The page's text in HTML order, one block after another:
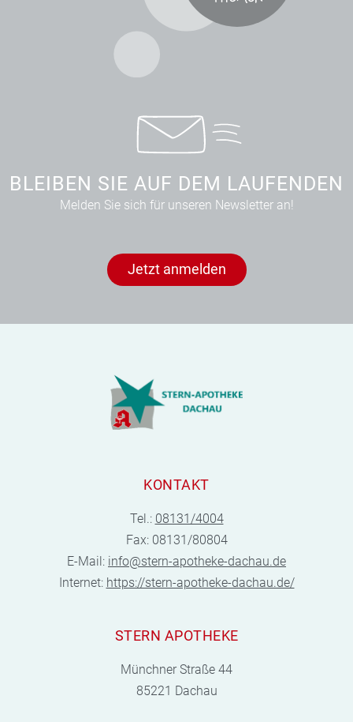
BLEIBEN SIE AUF DEM LAUFENDEN
Melden Sie sich für unseren Newsletter an!
Jetzt anmelden
KONTAKT
Tel.: 08131/4004
Fax: 08131/80804
E-Mail: info@stern-apotheke-dachau.de
Internet: https://stern-apotheke-dachau.de/
STERN APOTHEKE
Münchner Straße 44
85221 Dachau